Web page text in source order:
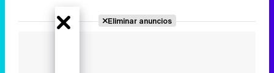
Eliminar anuncios